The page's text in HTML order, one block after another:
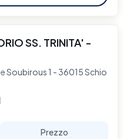
SS. TRINITA' -
Soubirous 1 - 36015 Schio
Prezzo